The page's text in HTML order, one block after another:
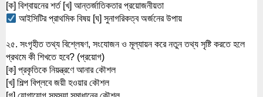
[ক] বিশ্বায়নের শর্ত [খ] আন্তর্জাতিকতার প্রয়োজনীয়তা
আইসিটির প্রাথমিক বিষয় [ঘ] সুনাগরিকত্ব অর্জনের উপায়
২৫. সংগৃহীত তথ্য বিশ্লেষণ, সংযোজন ও মূল্যায়ন করে নতুন তথ্য সৃষ্টি করতে হলে
প্রথমে কী শিখতে হবে? (প্রয়োগ)
[ক] প্রকৃতিকে নিয়ন্ত্রণে আনার কৌশল
[খ] শিল্প বিপ্লবে জয়ী হওয়ার কৌশল